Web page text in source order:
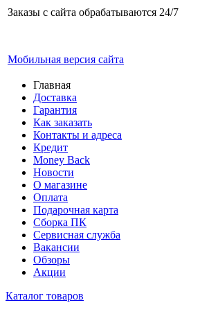
Заказы с сайта обрабатываются 24/7
Мобильная версия сайта
Главная
Доставка
Гарантия
Как заказать
Контакты и адреса
Кредит
Money Back
Новости
О магазине
Оплата
Подарочная карта
Сборка ПК
Сервисная служба
Вакансии
Обзоры
Акции
Каталог товаров